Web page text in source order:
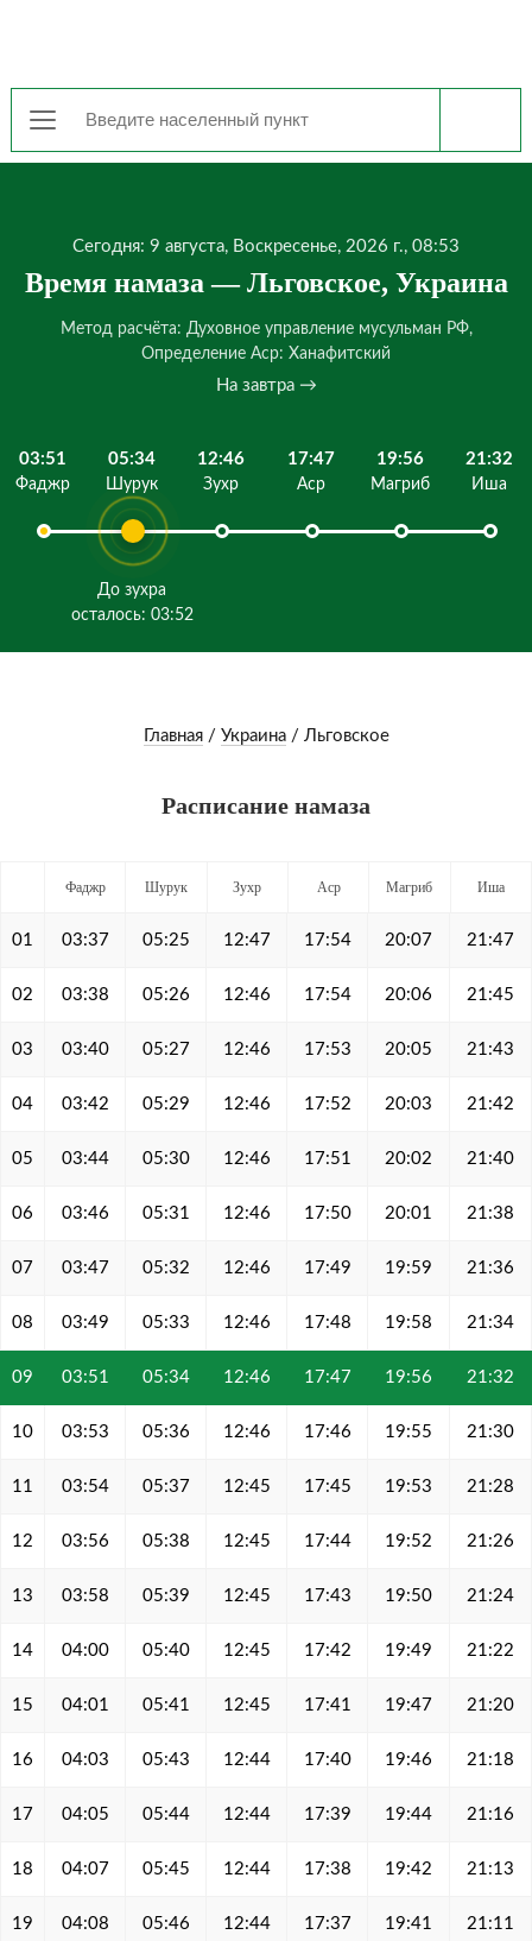
Сегодня: 9 августа, Воскресенье, 2026 г., 08:53
Время намаза — Льговское, Украина
Метод расчёта: Духовное управление мусульман РФ,
Определение Аср: Ханафитский
На завтра →
03:51
Фаджр
05:34
Шурук
До зухра
осталось: 03:52
12:46
Зухр
17:47
Аср
19:56
Магриб
21:32
Иша
Главная/ Украина/ Льговское
Расписание намаза
Фаджр Шурук Зухр Аср Магриб Иша
01 03:37 05:25 12:47 17:54 20:07 21:47
02 03:38 05:26 12:46 17:54 20:06 21:45
03 03:40 05:27 12:46 17:53 20:05 21:43
04 03:42 05:29 12:46 17:52 20:03 21:42
05 03:44 05:30 12:46 17:51 20:02 21:40
06 03:46 05:31 12:46 17:50 20:01 21:38
07 03:47 05:32 12:46 17:49 19:59 21:36
08 03:49 05:33 12:46 17:48 19:58 21:34
09 03:51 05:34 12:46 17:47 19:56 21:32
10 03:53 05:36 12:46 17:46 19:55 21:30
11 03:54 05:37 12:45 17:45 19:53 21:28
12 03:56 05:38 12:45 17:44 19:52 21:26
13 03:58 05:39 12:45 17:43 19:50 21:24
14 04:00 05:40 12:45 17:42 19:49 21:22
15 04:01 05:41 12:45 17:41 19:47 21:20
16 04:03 05:43 12:44 17:40 19:46 21:18
17 04:05 05:44 12:44 17:39 19:44 21:16
18 04:07 05:45 12:44 17:38 19:42 21:13
19 04:08 05:46 12:44 17:37 19:41 21:11